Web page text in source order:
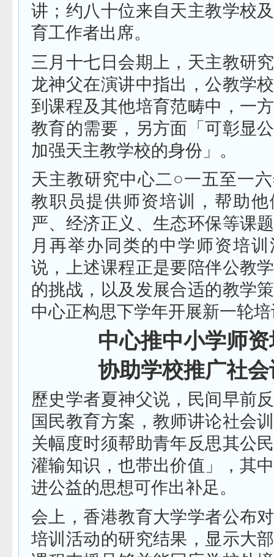
讲；约八十位来自天主教学校
育工作者出席。
三月十七日会期上，天主教研
龙神父在演讲中指出，公教学
到课程及其他培育范畴中，一
教育的需要，另方面「可彰显
加强天主教学校的身份」。
天主教研究中心二○一五至一
教职员提供师资培训，帮助
严、经济正义、生态环保等课
月再举办同类的中学师资培
说，上述课程正是要陪伴公教
的挑战，以及发展合适的教学
中心正构思下学年开展新一轮
中心推中小学师
协助学校推广社
歷史学者夏神父说，民间早前
国民教育方案，教师讲论社会
关幅度时须帮助青年反思其公
灌输知识，也带出价值」，其
进公益的思想可作出补足。
会上，香港教育大学学者公布
培训活动的研究结果，显示大